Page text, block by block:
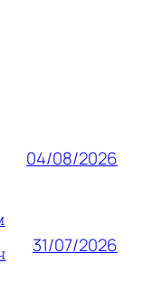
04/08/2026
31/07/2026